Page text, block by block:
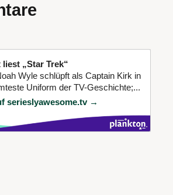
„Star Trek“
Wyle schlüpft als Captain Kirk in
Uniform der TV-Geschichte;...
serieslyawesome.tv →